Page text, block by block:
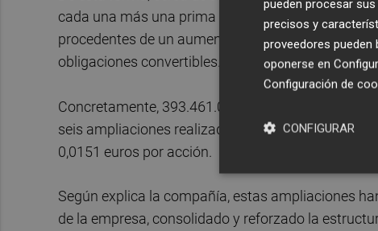
cada una más una prima media de 0,0036 euros,
procedentes de un aumento de capitalización de
obligaciones convertibles.
Concretamente, 393.461.066 de las acciones
seis ampliaciones realizadas mediante
0,0151 euros por acción.
Según explica la compañía, estas ampliaciones
de la empresa, consolidado y reforzado la
pueden procesar
precisos y
proveedores pueden
oponerse en
Configuración de
CONFIGURAR